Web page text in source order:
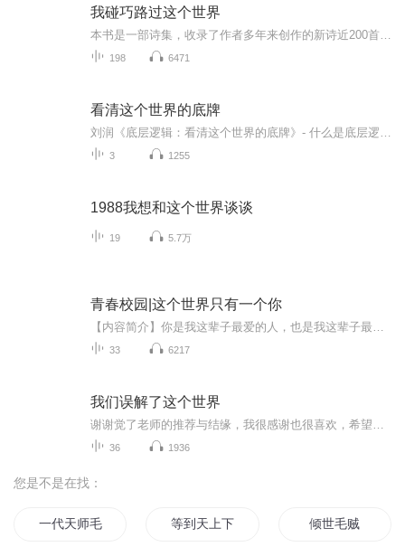
我碰巧路过这个世界
198 6471
看清这个世界的底牌
3 1255
1988我想和这个世界谈谈
19 5.7万
青春校园|这个世界只有一个你
33 6217
我们误解了这个世界
36 1936
您是不是在找：
一代天师毛小方 等到天上下鹅毛 倾世毛贼